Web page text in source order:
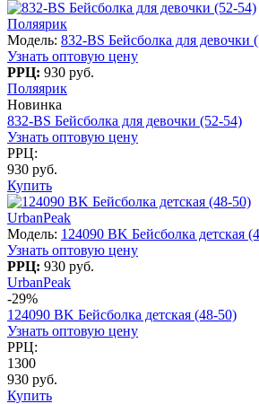
Поляярик
Модель: 832-BS Бейсболка для девочки
Узнать оптовую цену
РРЦ: 930 руб.
Поляярик
Новинка
832-BS Бейсболка для девочки (52-54)
Узнать оптовую цену
РРЦ:
930 руб.
Купить
UrbanPeak
Модель: 124090 BK Бейсболка детская
Узнать оптовую цену
РРЦ: 930 руб.
UrbanPeak
-29%
124090 BK Бейсболка детская (48-50)
Узнать оптовую цену
РРЦ:
1300
930 руб.
Купить